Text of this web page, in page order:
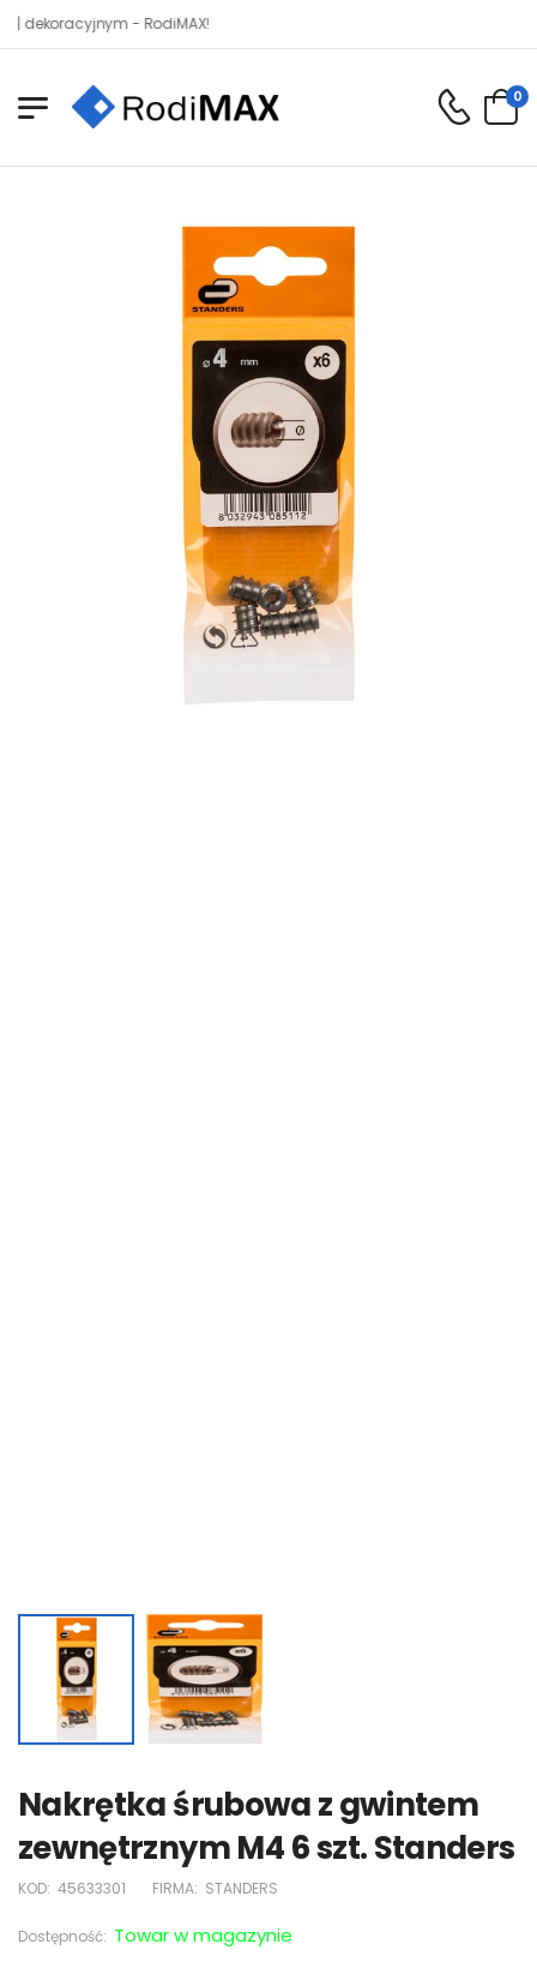
- RodiMAX!
0
Nakrętka śrubowa z gwintem
zewnętrznym M4 6 szt. Standers
KOD: 45633301 FIRMA: STANDERS
Dostępność: Towar w magazynie